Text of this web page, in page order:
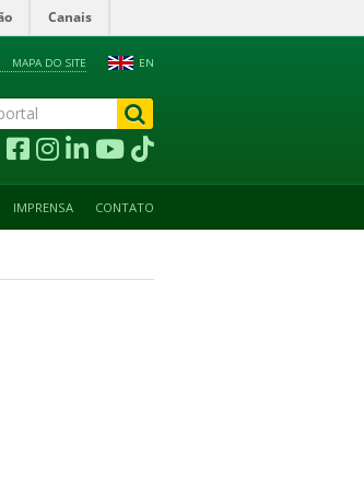
Canais
EN
MAPA DO SITE
IMPRENSA CONTATO